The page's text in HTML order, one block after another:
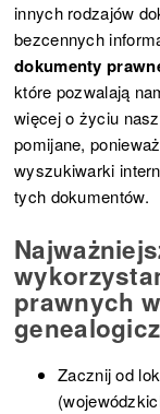
innych rodzajów
bezcennych
dokumenty
które pozwalają
więcej o życiu
pomijane,
wyszukiwarki
tych dokumentów.
prawnych
Zacznij od